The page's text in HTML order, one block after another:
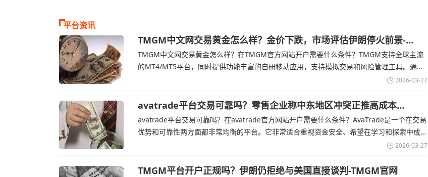
平台资讯
TMGM中文网交易黄金怎么样？金价下跌，市场评估伊朗停火前景-
TMGM官网
TMGM中文网交易黄金怎么样？在TMGM官方网站开户需要什么条件？‌‌‌TMGM支持全球主流
的MT4/MT5平台，同时提供功能丰富的自研移动应用，支持模拟交易和风险管理工具。通过
TMGM官网交易资讯了解，金价周四回落，受​美元走强和油价上涨，使通胀担忧保持不变‌对
2026-03-27
avatrade平台交易可靠吗？零售企业称中东地区冲突正推高成本
avatrade官网
avatrade平台交易可靠吗？在avatrade官方网站开户需要什么条件？‌‌‌AvaTrade是一个在交易
优势和可靠性两方面都非常均衡的平台。它非常适合重视资金安全、希望在学习和探索中成长
的新手交易者。通过avatrade官网交易资讯了解，零售企业警告称，中东地区的冲突正在推
2026-03-27
TMGM平台开户正规吗？伊朗仍拒绝与美国直接谈判-TMGM官网